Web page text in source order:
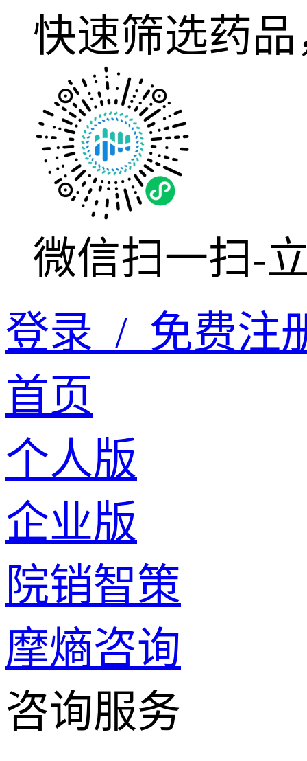
快速筛选药
微信扫一扫-
登录 / 免费注
首页
个人版
企业版
院销智策
摩熵咨询
咨询服务